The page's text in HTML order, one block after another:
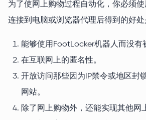
为了使网上购物过程自动化，你必须使
连接到电脑或浏览器代理后得到的好处
能够使用FootLocker机器人而没有
在互联网上的匿名性。
开放访问那些因为IP禁令或地区封
网站。
除了网上购物外，还能实现其他网